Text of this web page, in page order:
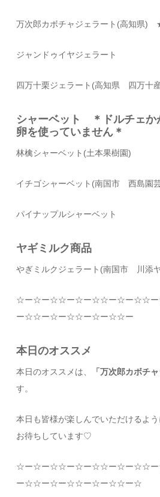
万次郎カボチャジェラート(高知県)
ジャンドゥイヤジェラート
四万十栗ジェラート(高知県 四万十
シャーベット ＊ドルチェか
卵を使っていません＊
林檎シャーベット(土本果樹園)
イチゴシャーベット(南国市 西島園
パイナップルシャーベット
ヤギミルク商品
やぎミルクジェラート (南国市 川添
☆ー☆ー☆☆ー☆ー☆☆ー☆ー☆☆ー
ー☆☆ー☆ー☆☆ー☆ー☆☆ー
本日のオススメ
本日のオススメは、 「万次郎カボチ
す。
本日も皆様が楽しんでいただけるよ
お待ちしています♡
☆ー☆ー☆☆ー☆ー☆☆ー☆ー☆☆ー
ー☆☆ー☆ー☆☆ー☆ー☆☆ー☆